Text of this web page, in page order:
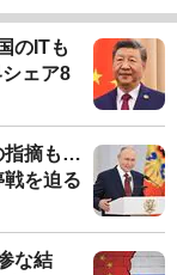
のITも
ェア8
指摘も…
を迫る
な結